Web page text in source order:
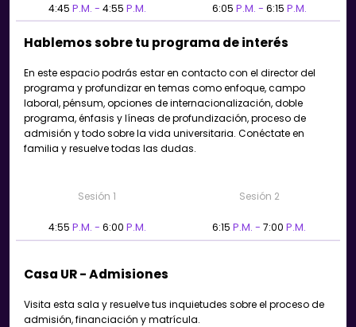
4:45 P.M. - 4:55 P.M. 6:05 P.M. - 6:15 P.M.
Hablemos sobre tu programa de interés
En este espacio podrás estar en contacto con el director del
programa y profundizar en temas como enfoque, campo
laboral, pénsum, opciones de internacionalización, doble
programa, énfasis y líneas de profundización, proceso de
admisión y todo sobre la vida universitaria. Conéctate en
familia y resuelve todas las dudas.
Sesión 1
4:55 P.M. - 6:00 P.M.
Sesión 2
6:15 P.M. - 7:00 P.M.
Casa UR - Admisiones
Visita esta sala y resuelve tus inquietudes sobre el proceso de
admisión, financiación y matrícula.